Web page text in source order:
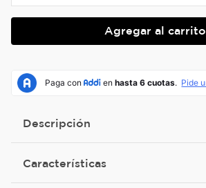
Agregar al carrito
Descripción
Características